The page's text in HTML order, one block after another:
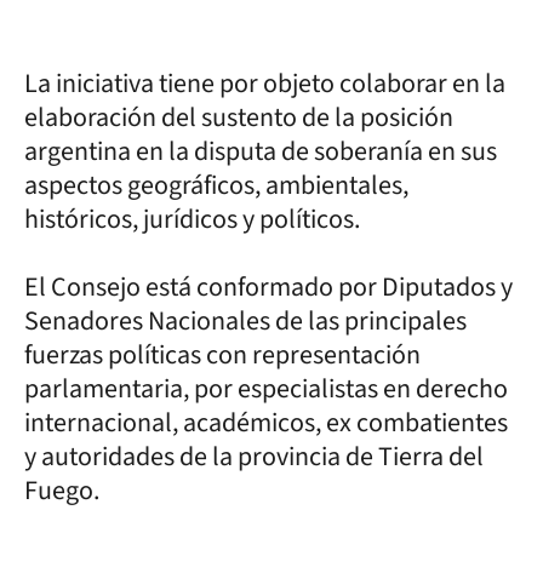
La iniciativa tiene por objeto colaborar en la
elaboración del sustento de la posición
argentina en la disputa de soberanía en sus
aspectos geográficos, ambientales,
históricos, jurídicos y políticos.
El Consejo está conformado por Diputados y
Senadores Nacionales de las principales
fuerzas políticas con representación
parlamentaria, por especialistas en derecho
internacional, académicos, ex combatientes
y autoridades de la provincia de Tierra del
Fuego.